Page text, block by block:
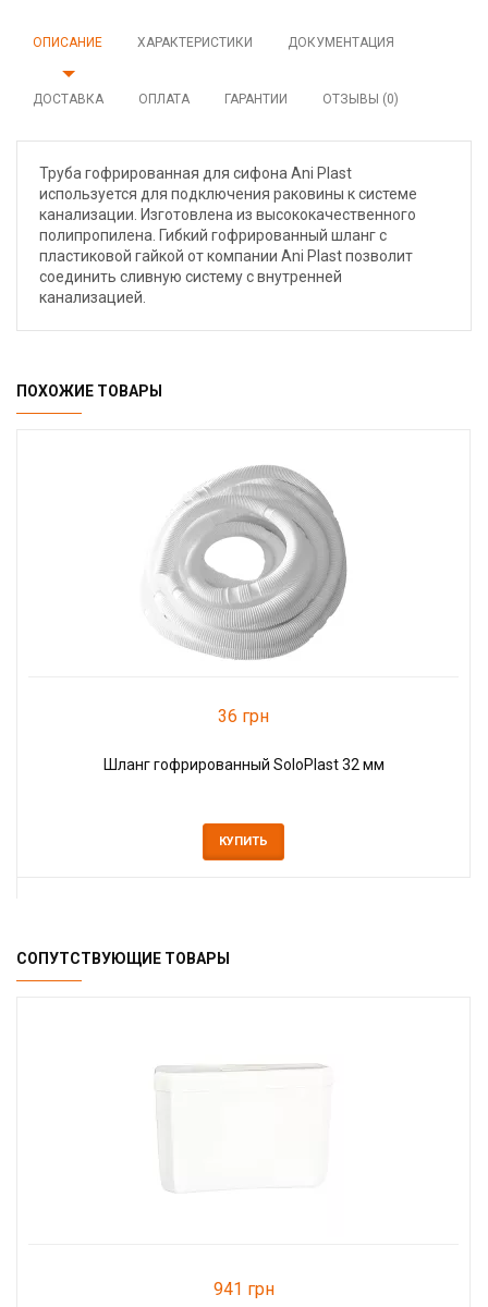
ОПИСАНИЕ ХАРАКТЕРИСТИКИ ДОКУМЕНТАЦИЯ
ДОСТАВКА ОПЛАТА ГАРАНТИИ ОТЗЫВЫ (0)
Труба гофрированная для сифона Ani Plast
используется для подключения раковины к системе
канализации. Изготовлена из высококачественного
полипропилена. Гибкий гофрированный шланг с
пластиковой гайкой от компании Ani Plast позволит
соединить сливную систему с внутренней
канализацией.
ПОХОЖИЕ ТОВАРЫ
36 грн
Шланг гофрированный SoloPlast 32 мм
КУПИТЬ
СОПУТСТВУЮЩИЕ ТОВАРЫ
941 грн